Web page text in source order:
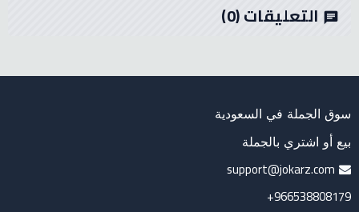
chat التعليقات(0)
سوق الجملة في السعودية
بيع أو اشتري بالجملة
support@jokarz.com
966538808179+